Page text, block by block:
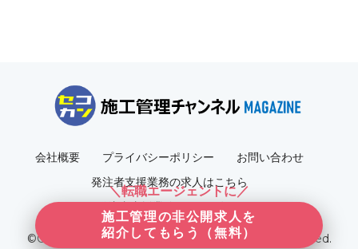
＼転職エージェントに／
施工管理の非公開求人を
紹介してもらう（無料）
会社概要 プライバシーポリシー
お問い合わせ
発注者支援業務の求人はこちら
発注者支援業務について知る
©Copyright2022 Rise Corporation. All Rights Reserved.